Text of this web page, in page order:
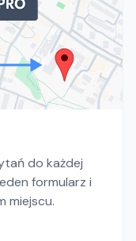
do każdej
formularz i
miejscu.